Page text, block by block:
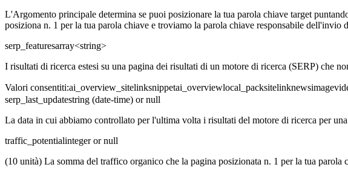
L'Argomento principale determina se puoi posizionare la tua parola chiave target
posiziona n. 1 per la tua parola chiave e troviamo la parola chiave responsabile dell'invio
serp_featuresarray<string>
I risultati di ricerca estesi su una pagina dei risultati di un motore di ricerca (SERP) che
Valori consentiti:ai_overview_sitelinksnippetai_overviewlocal_packsitelinknewsimage
serp_last_updatestring (date-time) or null
La data in cui abbiamo controllato per l'ultima volta i risultati del motore di ricerca per
traffic_potentialinteger or null
(10 unità) La somma del traffico organico che la pagina posizionata n. 1 per la tua